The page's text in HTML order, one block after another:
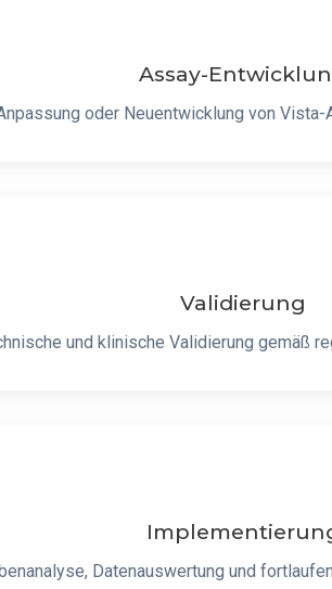
Assay-
oder Neuentwicklung von
Validierung
und klinische Validierung gemäß
Datenauswertung und